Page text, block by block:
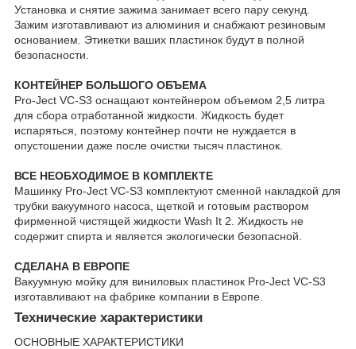
Установка и снятие зажима занимает всего пару секунд.
Зажим изготавливают из алюминия и снабжают резиновым
основанием. Этикетки ваших пластинок будут в полной
безопасности.
КОНТЕЙНЕР БОЛЬШОГО ОБЪЕМА
Pro-Ject VC-S3 оснащают контейнером объемом 2,5 литра
для сбора отработанной жидкости. Жидкость будет
испаряться, поэтому контейнер почти не нуждается в
опустошении даже после очистки тысяч пластинок.
ВСЕ НЕОБХОДИМОЕ В КОМПЛЕКТЕ
Машинку Pro-Ject VC-S3 комплектуют сменной накладкой для
трубки вакуумного насоса, щеткой и готовым раствором
фирменной чистящей жидкости Wash It 2. Жидкость не
содержит спирта и является экологически безопасной.
СДЕЛАНА В ЕВРОПЕ
Вакуумную мойку для виниловых пластинок Pro-Ject VC-S3
изготавливают на фабрике компании в Европе.
Технические характеристики
ОСНОВНЫЕ ХАРАКТЕРИСТИКИ